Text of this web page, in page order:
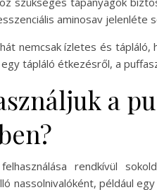
aminosav
nemcsak ízletes és
tápláló étkezésről, a
a
rendkívül
nassolnivalóként, például